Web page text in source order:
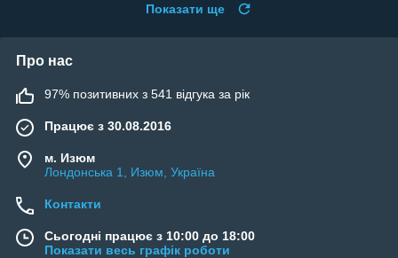
Показати ще
Про нас
97% позитивних з 541 відгука за рік
Працює з 30.08.2016
м. Изюм
Лондонська 1, Изюм, Україна
Контакти
Сьогодні працює з 10:00 до 18:00
Показати весь графік роботи